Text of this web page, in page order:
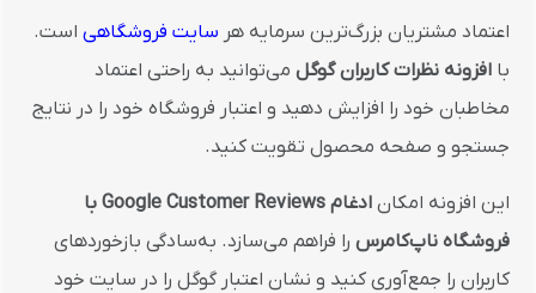
اعتماد مشتریان بزرگ‌ترین سرمایه هر سایت فروشگاهی است.
با افزونه نظرات کاربران گوگل می‌توانید به راحتی اعتماد
مخاطبان خود را افزایش دهید و اعتبار فروشگاه خود را در نتایج
جستجو و صفحه محصول تقویت کنید.
این افزونه امکان
ادغام Google Customer Reviews با
فروشگاه ناپ‌کامرس را فراهم می‌سازد. به‌سادگی بازخوردهای
کاربران را جمع‌آوری کنید و نشان اعتبار گوگل را در سایت خود